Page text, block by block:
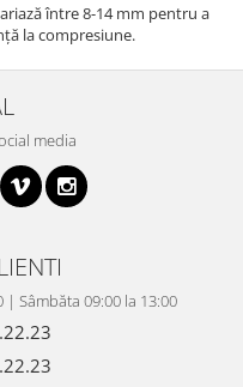
între 8-14 mm pentru a
la compresiune.
media
| Sâmbăta 09:00 la 13:00